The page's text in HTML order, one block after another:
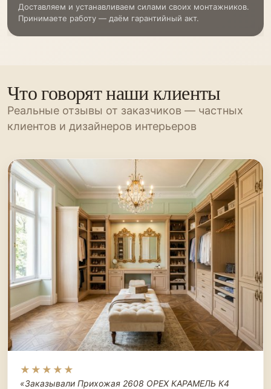
Доставляем и устанавливаем силами своих монтажников.
Принимаете работу — даём гарантийный акт.
Что говорят наши клиенты
Реальные отзывы от заказчиков — частных
клиентов и дизайнеров интерьеров
★★★★★
«Заказывали Прихожая 2608 ОРЕХ КАРАМЕЛЬ К4